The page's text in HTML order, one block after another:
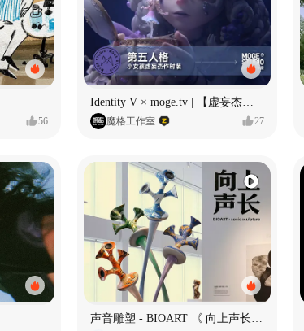
56 魔格工作室 27
声音雕塑 - BIOART 《 向上声长 》